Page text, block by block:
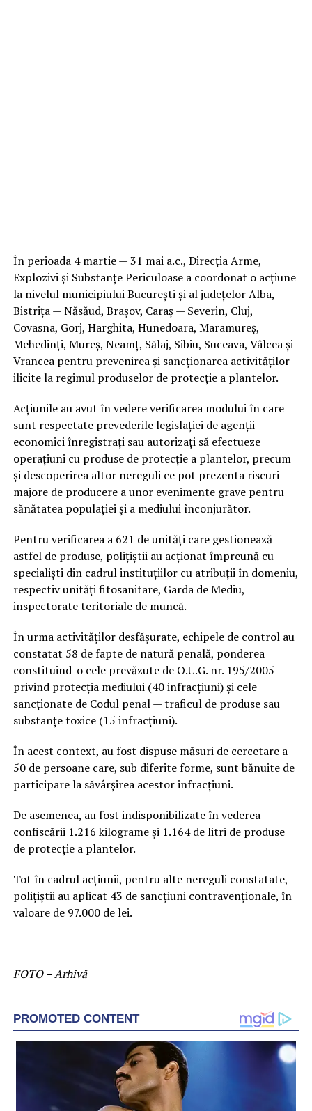
În perioada 4 martie — 31 mai a.c., Direcția Arme,
Explozivi și Substanțe Periculoase a coordonat o acțiune
la nivelul municipiului București și al județelor Alba,
Bistrița — Năsăud, Brașov, Caraș — Severin, Cluj,
Covasna, Gorj, Harghita, Hunedoara, Maramureș,
Mehedinți, Mureș, Neamț, Sălaj, Sibiu, Suceava, Vâlcea și
Vrancea pentru prevenirea și sancționarea activităților
ilicite la regimul produselor de protecție a plantelor.
Acțiunile au avut în vedere verificarea modului în care
sunt respectate prevederile legislației de agenții
economici înregistrați sau autorizați să efectueze
operațiuni cu produse de protecție a plantelor, precum
și descoperirea altor nereguli ce pot prezenta riscuri
majore de producere a unor evenimente grave pentru
sănătatea populației și a mediului înconjurător.
Pentru verificarea a 621 de unități care gestionează
astfel de produse, polițiștii au acționat împreună cu
specialiști din cadrul instituțiilor cu atribuții în domeniu,
respectiv unități fitosanitare, Garda de Mediu,
inspectorate teritoriale de muncă.
În urma activităților desfășurate, echipele de control au
constatat 58 de fapte de natură penală, ponderea
constituind-o cele prevăzute de O.U.G. nr. 195/2005
privind protecția mediului (40 infracțiuni) și cele
sancționate de Codul penal — traficul de produse sau
substanțe toxice (15 infracțiuni).
În acest context, au fost dispuse măsuri de cercetare a
50 de persoane care, sub diferite forme, sunt bănuite de
participare la săvârșirea acestor infracțiuni.
De asemenea, au fost indisponibilizate în vederea
confiscării 1.216 kilograme și 1.164 de litri de produse
de protecție a plantelor.
Tot în cadrul acțiunii, pentru alte nereguli constatate,
polițiștii au aplicat 43 de sancțiuni contravenționale, în
valoare de 97.000 de lei.
FOTO – Arhivă